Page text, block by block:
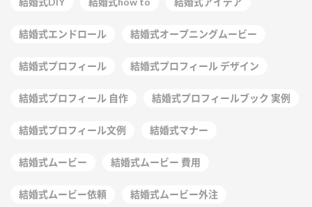
結婚式エンドロール 結婚式オープニングムービー
結婚式プロフィール 結婚式プロフィール デザイン
結婚式プロフィール 自作 結婚式プロフィールブック 実例
結婚式プロフィール文例 結婚式マナー
結婚式ムービー 結婚式ムービー 費用
結婚式ムービー依頼 結婚式ムービー外注